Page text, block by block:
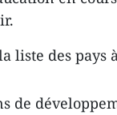
liste des ​pays
de